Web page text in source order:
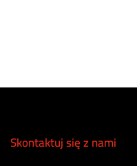
Skontaktuj się z nami